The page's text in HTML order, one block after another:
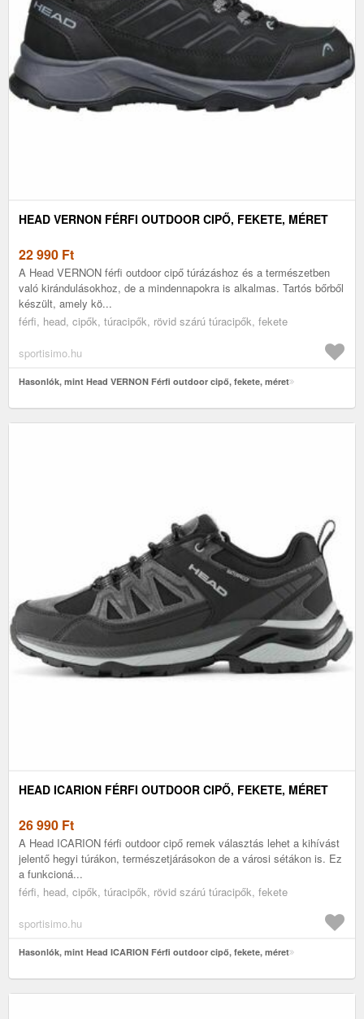
HEAD VERNON FÉRFI OUTDOOR CIPŐ, FEKETE, MÉRET
22 990 Ft
A Head VERNON férfi outdoor cipő túrázáshoz és a természetben
való kirándulásokhoz, de a mindennapokra is alkalmas. Tartós bőrből
készült, amely kö...
férfi, head, cipők, túracipők, rövid szárú túracipők, fekete
sportisimo.hu
Hasonlók, mint Head VERNON Férfi outdoor cipő, fekete, méret
HEAD ICARION FÉRFI OUTDOOR CIPŐ, FEKETE, MÉRET
26 990 Ft
A Head ICARION férfi outdoor cipő remek választás lehet a kihívást
jelentő hegyi túrákon, természetjárásokon de a városi sétákon is. Ez
a funkcioná...
férfi, head, cipők, túracipők, rövid szárú túracipők, fekete
sportisimo.hu
Hasonlók, mint Head ICARION Férfi outdoor cipő, fekete, méret